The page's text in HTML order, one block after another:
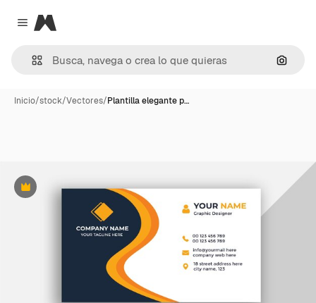
Close menu
Magnific
Inicio/stock/Vectores/Plantilla elegante p…
Premium